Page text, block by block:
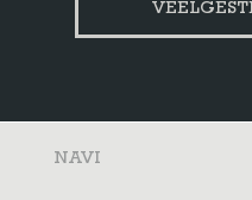
NAVI